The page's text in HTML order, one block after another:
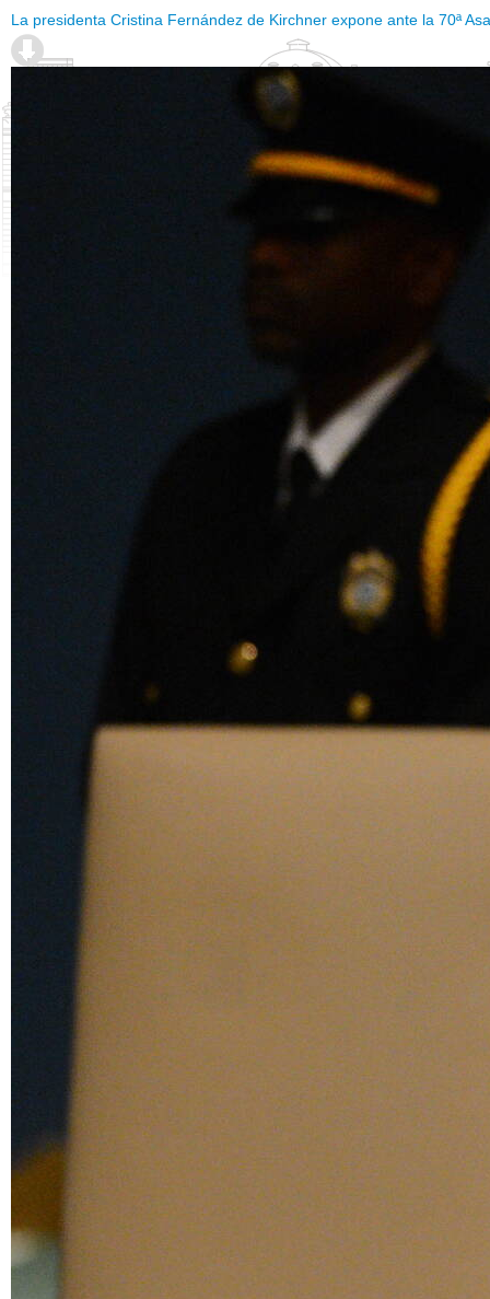
La presidenta Cristina Fernández de Kirchner expone ante la 70ª